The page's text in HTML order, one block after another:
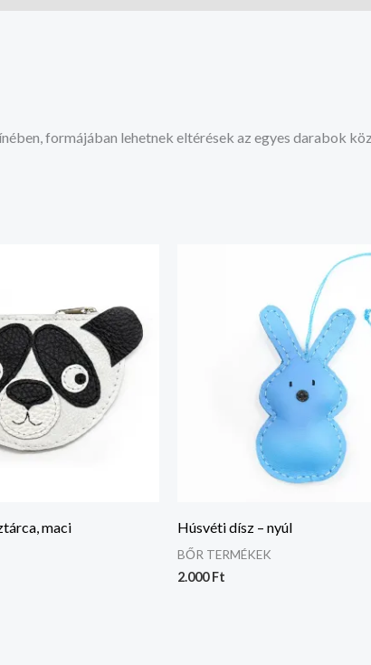
formájában lehetnek eltérések az egyes darabok
maci Húsvéti dísz – nyúl
BŐR TERMÉKEK
2.000Ft